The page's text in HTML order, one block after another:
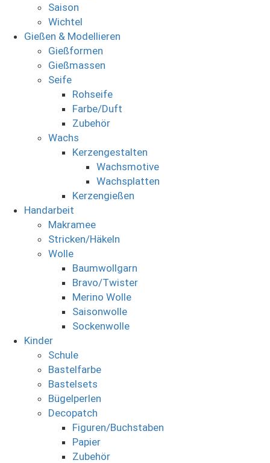
Saison
Wichtel
Gießen & Modellieren
Gießformen
Gießmassen
Seife
Rohseife
Farbe/Duft
Zubehör
Wachs
Kerzengestalten
Wachsmotive
Wachsplatten
Kerzengießen
Handarbeit
Makramee
Stricken/Häkeln
Wolle
Baumwollgarn
Bravo/Twister
Merino Wolle
Saisonwolle
Sockenwolle
Kinder
Schule
Bastelfarbe
Bastelsets
Bügelperlen
Decopatch
Figuren/Buchstaben
Papier
Zubehör